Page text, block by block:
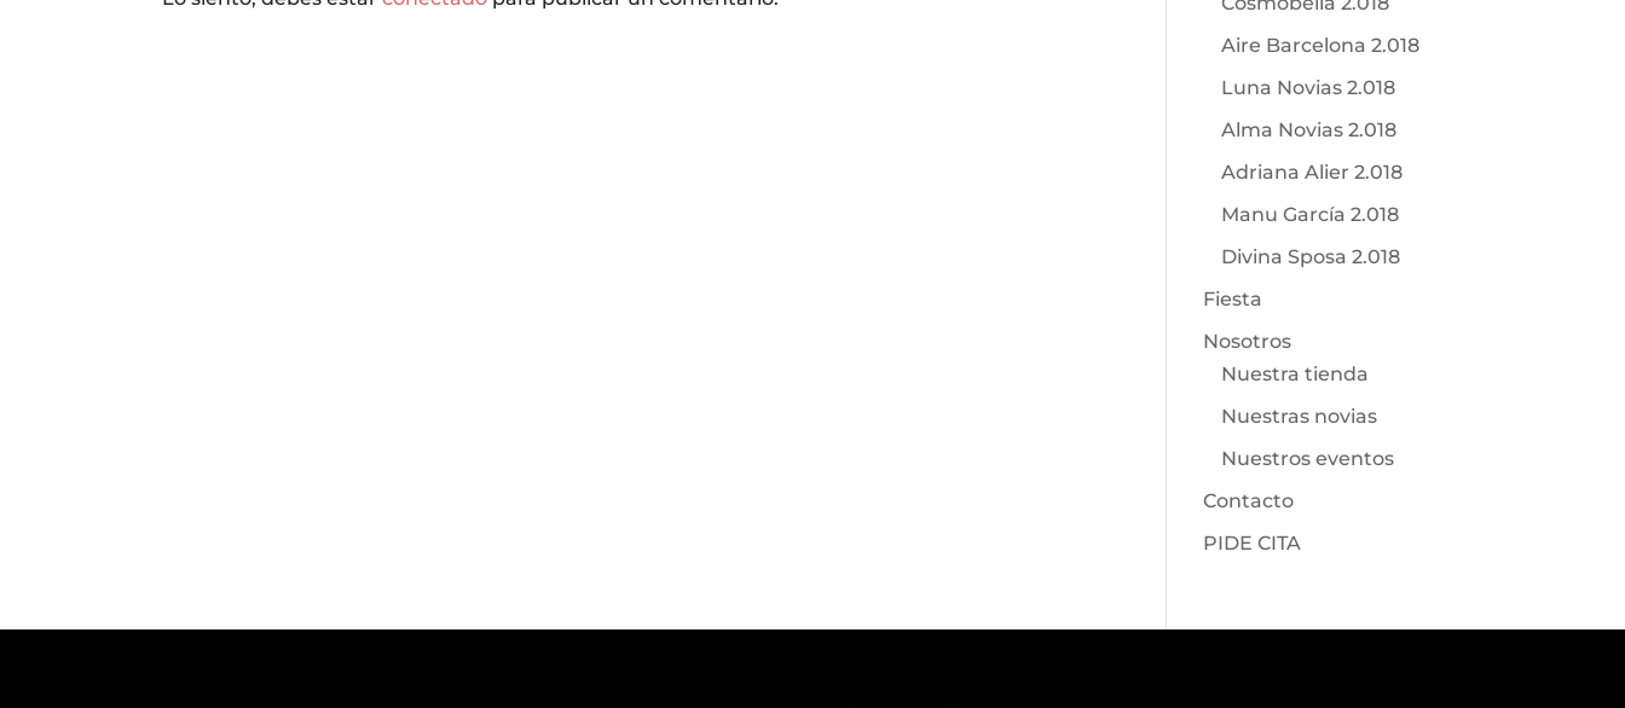
Aire Barcelona 2.018
Luna Novias 2.018
Alma Novias 2.018
Adriana Alier 2.018
Manu García 2.018
Divina Sposa 2.018
Fiesta
Nosotros
Nuestra tienda
Nuestras novias
Nuestros eventos
Contacto
PIDE CITA